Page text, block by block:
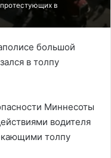
в
большой
в толпу
Миннесоты
водителя
толпу